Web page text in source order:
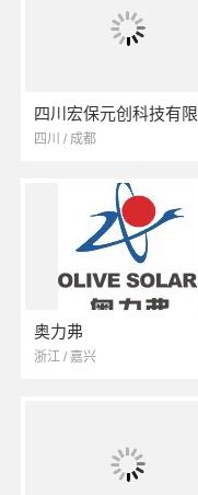
四川 / 成都
奥力弗
浙江 / 嘉兴